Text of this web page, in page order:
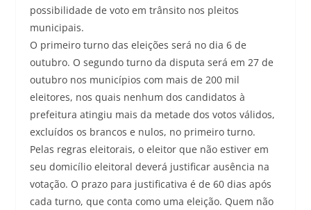
possibilidade de voto em trânsito nos pleitos
municipais.
O primeiro turno das eleições será no dia 6 de
outubro. O segundo turno da disputa será em 27 de
outubro nos municípios com mais de 200 mil
eleitores, nos quais nenhum dos candidatos à
prefeitura atingiu mais da metade dos votos válidos,
excluídos os brancos e nulos, no primeiro turno.
Pelas regras eleitorais, o eleitor que não estiver em
seu domicílio eleitoral deverá justificar ausência na
votação. O prazo para justificativa é de 60 dias após
cada turno, que conta como uma eleição. Quem não